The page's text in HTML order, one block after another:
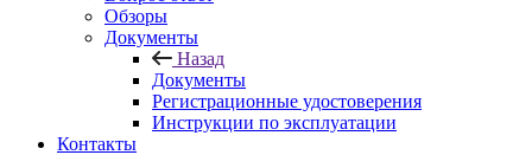
Обзоры
Документы
Назад
Документы
Регистрационные удостоверения
Инструкции по эксплуатации
Контакты